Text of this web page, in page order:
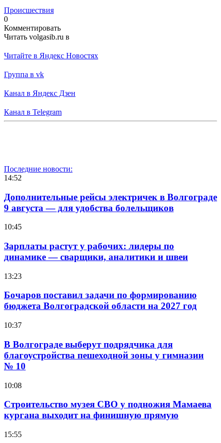
Происшествия
0
Комментировать
Читать volgasib.ru в
Читайте в Яндекс Новостях
Группа в vk
Канал в Яндекс Дзен
Канал в Telegram
Последние новости:
14:52
Дополнительные рейсы электричек в Волгограде
9 августа — для удобства болельщиков
10:45
Зарплаты растут у рабочих: лидеры по
динамике — сварщики, аналитики и швеи
13:23
Бочаров поставил задачи по формированию
бюджета Волгоградской области на 2027 год
10:37
В Волгограде выберут подрядчика для
благоустройства пешеходной зоны у гимназии
№ 10
10:08
Строительство музея СВО у подножия Мамаева
кургана выходит на финишную прямую
15:55